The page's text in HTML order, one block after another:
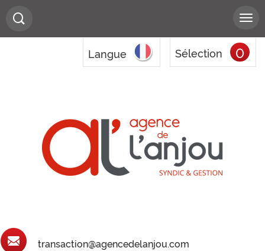
Langue Sélection 0
transaction@agencedelanjou.com